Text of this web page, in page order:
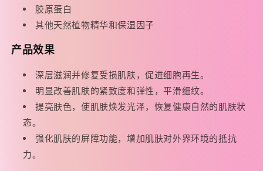
胶原蛋白
其他天然植物精华和保湿因子
产品效果
深层滋润并修复受损肌肤，促进细胞再生。
明显改善肌肤的紧致度和弹性，平滑细纹。
提亮肤色，使肌肤焕发光泽，恢复健康自然的肌肤状
态。
强化肌肤的屏障功能，增加肌肤对外界环境的抵抗
力。